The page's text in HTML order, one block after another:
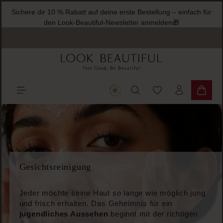
springen
Sichere dir 10
Du hast 0
Gesichtsreinigung
Jeder möchte seine Haut so lange wie möglich jung
und frisch erhalten. Das Geheimnis für ein
jugendliches Aussehen beginnt mit der richtigen